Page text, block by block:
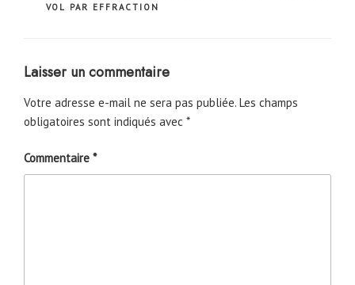
VOL PAR EFFRACTION
Laisser un commentaire
Votre adresse e-mail ne sera pas publiée. Les champs
obligatoires sont indiqués avec *
Commentaire *